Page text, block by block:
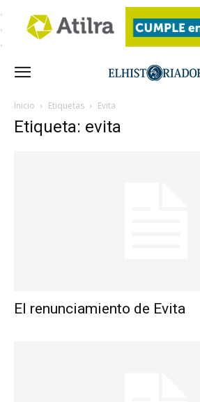
Inicio Etiquetas Evita
Etiqueta: evita
El renunciamiento de Evita